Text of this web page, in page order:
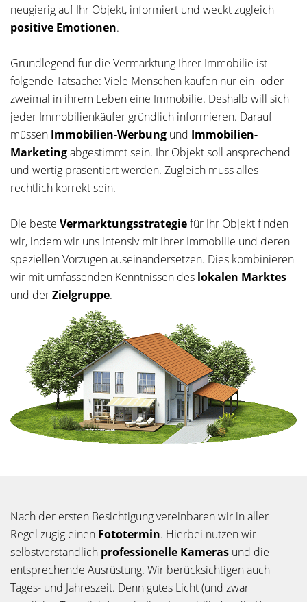
neugierig auf Ihr Objekt, informiert und weckt zugleich
positive Emotionen.
Grundlegend für die Vermarktung Ihrer Immobilie ist
folgende Tatsache: Viele Menschen kaufen nur ein- oder
zweimal in ihrem Leben eine Immobilie. Deshalb will sich
jeder Immobilienkäufer gründlich informieren. Darauf
müssen Immobilien-Werbung und Immobilien-
Marketingabgestimmt sein. Ihr Objekt soll ansprechend
und wertig präsentiert werden. Zugleich muss alles
rechtlich korrekt sein.
Die beste Vermarktungsstrategiefür Ihr Objekt finden
wir, indem wir uns intensiv mit Ihrer Immobilie und deren
speziellen Vorzügen auseinandersetzen. Dies kombinieren
wir mit umfassenden Kenntnissen des lokalen Marktes
und derZielgruppe.
Nach der ersten Besichtigung vereinbaren wir in aller
Regel zügig einen Fototermin. Hierbei nutzen wir
selbstverständlich professionelle Kameras und die
entsprechende Ausrüstung. Wir berücksichtigen auch
Tages- und Jahreszeit. Denn gutes Licht (und zwar